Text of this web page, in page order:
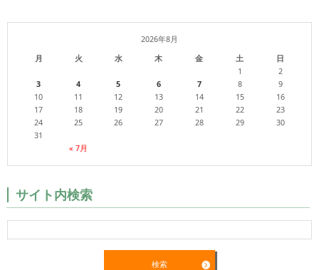
2026年8月
月
火 水 木 金 土 日
« 7月
1
2
3
4 5 6 7 8
9
10
11 12 13 14 15
16
17
18 19 20 21 22
23
24
25 26 27 28 29
30
31
サイト内検索